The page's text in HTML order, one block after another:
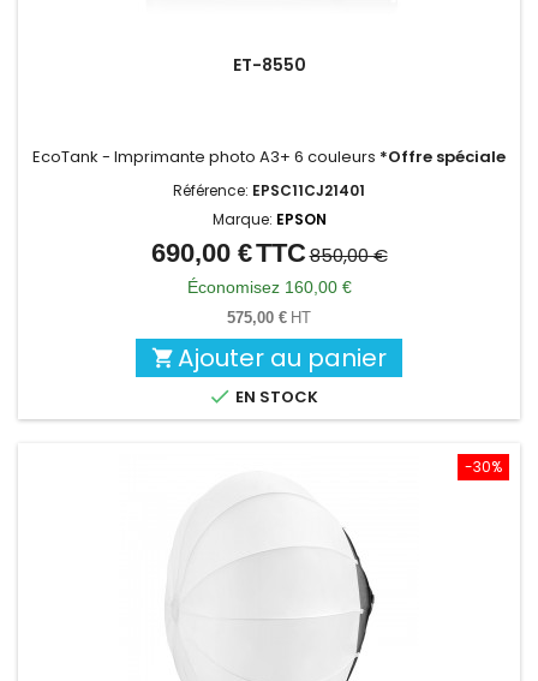
ET-8550
EcoTank - Imprimante photo A3+ 6 couleurs *Offre spéciale
Référence: EPSC11CJ21401
Marque: EPSON
Prix
Prix
de
base
690,00 €TTC850,00 €
Économisez 160,00 €
575,00 € HT
 Ajouter au panier
 EN STOCK
-30%